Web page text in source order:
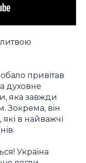
привітав
духовне
яка завжди
Зокрема, він
в найважчі
Україна